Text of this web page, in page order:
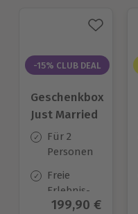
-15% CLUB DEAL
Geschenkbox
Just Married
Für 2
Personen
Freie
Erlebnis-
Auswahl
Aktueller Preis
199,90 €